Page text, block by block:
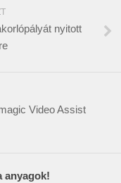
nyitott
Video Assist
anyagok!